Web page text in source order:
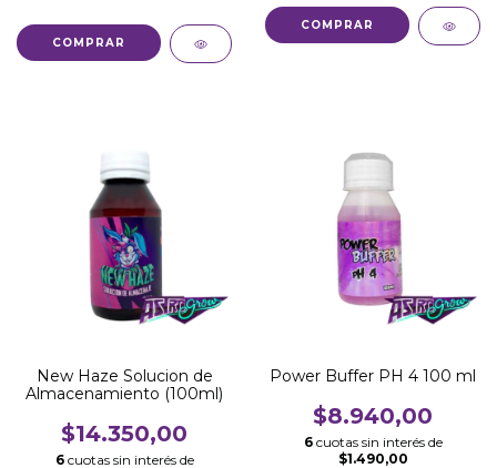
New Haze Solucion de
Almacenamiento (100ml)
$14.350,00
6 cuotas sin interés de
Power Buffer PH 4 100 ml
$8.940,00
6 cuotas sin interés de
$1.490,00